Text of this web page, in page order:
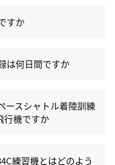
すか
は何日間ですか
ースシャトル着陸訓練
行機ですか
練習機とはどのよう